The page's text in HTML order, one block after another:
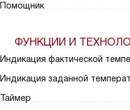
Помощник
ФУНКЦИИ И
Индикация фактической
Индикация заданной
Таймер